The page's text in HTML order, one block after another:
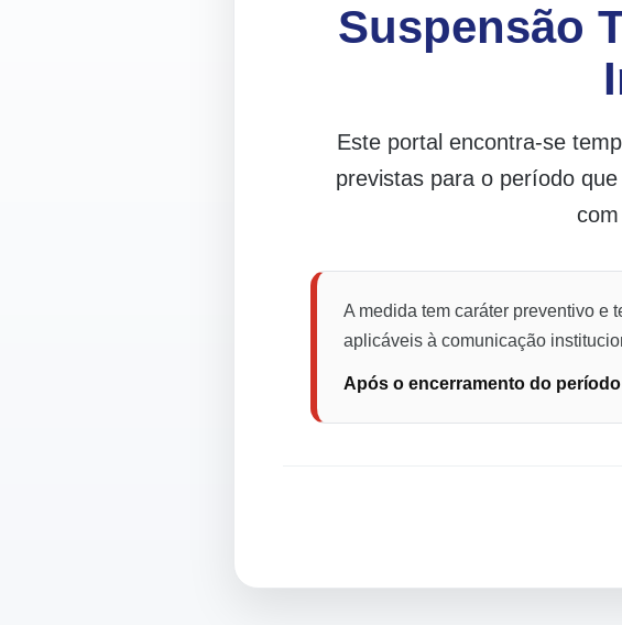
Suspensão
Este portal encontra-se
previstas para o período
A medida tem caráter preventivo e
aplicáveis à comunicação
Após o encerramento do